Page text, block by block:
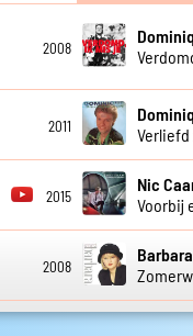
2008
2011
Verliefd
2015
Nic
Voorbij
2008